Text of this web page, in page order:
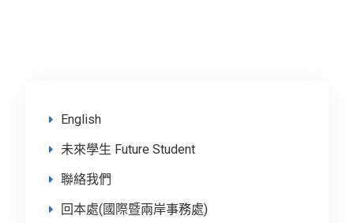
English
未來學生 Future Student
聯絡我們
回本處(國際暨兩岸事務處)